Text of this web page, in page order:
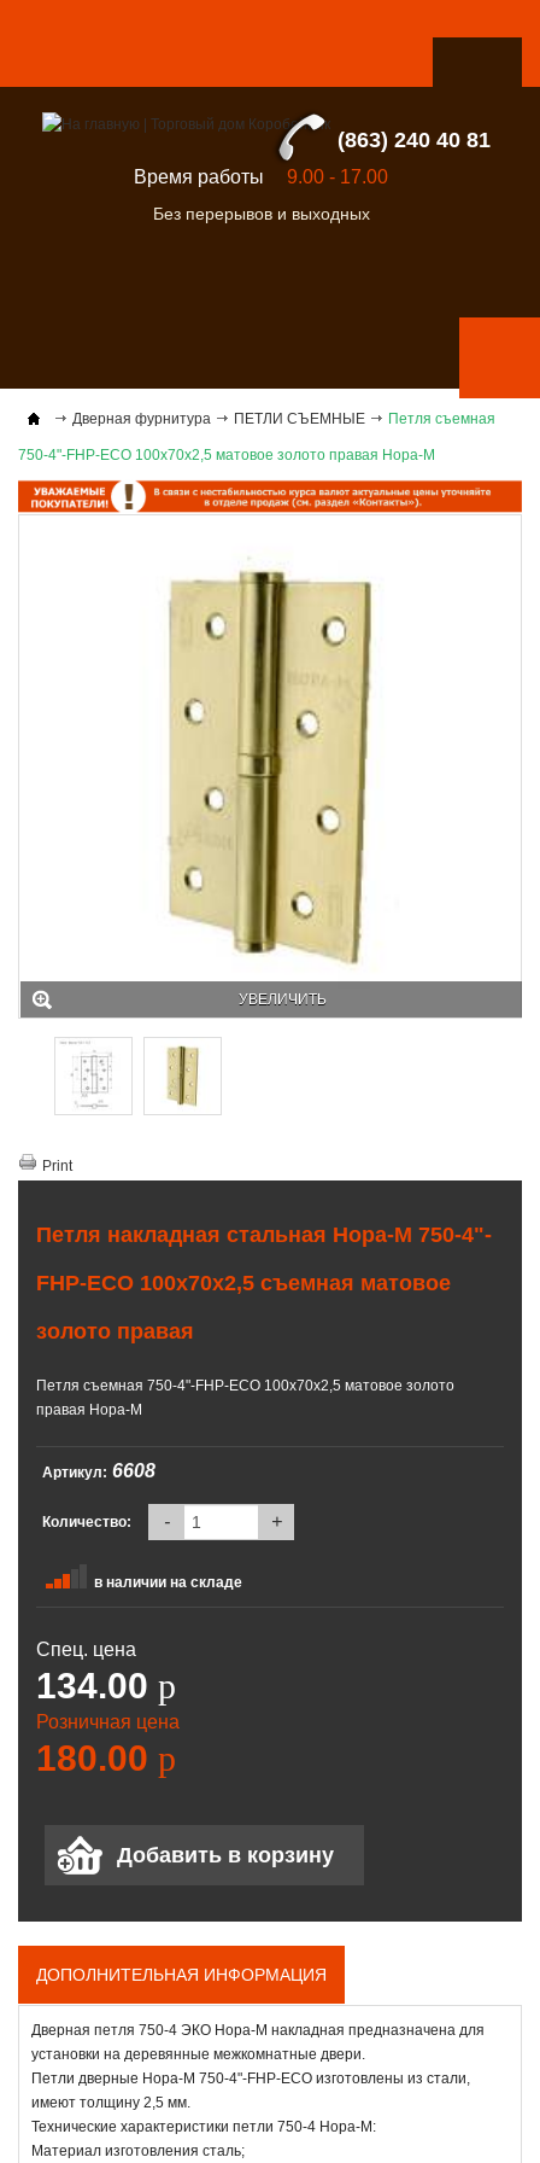
(863) 240 40 81
Время работы 9.00 - 17.00
Без перерывов и выходных
Дверная фурнитура ПЕТЛИ СЪЕМНЫЕ Петля съемная
750-4"-FHP-ECO 100х70х2,5 матовое золото правая Нора-М
УВЕЛИЧИТЬ
Print
Петля накладная стальная Нора-М 750-4"-
FHP-ECO 100х70х2,5 съемная матовое
золото правая
Петля съемная 750-4"-FHP-ECO 100х70х2,5 матовое золото
правая Нора-М
Артикул: 6608
Количество: - +
в наличии на складе
Спец. цена
134.00 p
Розничная цена
180.00 p
ДОПОЛНИТЕЛЬНАЯ ИНФОРМАЦИЯ
Дверная петля 750-4 ЭКО Нора-М накладная предназначена для
установки на деревянные межкомнатные двери.
Петли дверные Нора-М 750-4"-FHP-ECO изготовлены из стали,
имеют толщину 2,5 мм.
Технические характеристики петли 750-4 Нора-М:
Материал изготовления сталь;